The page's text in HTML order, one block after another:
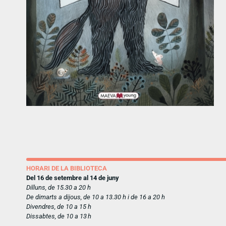
HORARI DE LA BIBLIOTECA
Del 16 de setembre al 14 de juny
Dilluns, de 15.30 a 20 h
De dimarts a dijous, de 10 a 13.30 h i de 16 a 20 h
Divendres, de 10 a 15 h
Dissabtes, de 10 a 13 h